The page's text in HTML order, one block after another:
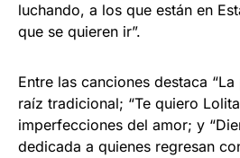
luchando, a los que están en
que se quieren ir”.
Entre las canciones destaca
raíz tradicional; “Te quiero
imperfecciones del amor; y
dedicada a quienes regresan